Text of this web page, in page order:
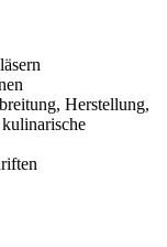
Herstellung,